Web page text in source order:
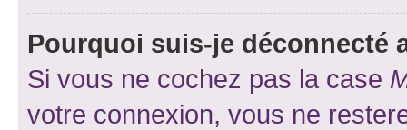
Pourquoi suis-je déconnecté
Si vous ne cochez pas la case
votre connexion, vous ne